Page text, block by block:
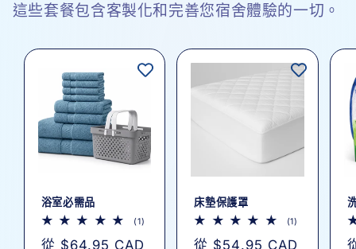
這些套餐包含客製化和完善您宿舍體驗的一切。
浴室必需品
(1)
定
從 $64.95 CAD
床墊保護罩
(1)
定
從 $54.95 CAD